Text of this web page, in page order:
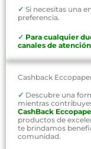
✓ Si necesitas una
preferencia.
✓ Para cualquier
canales de
Cashback
✓ Descubre una
mientras
CashBack
productos de
te brindamos
comunidad.